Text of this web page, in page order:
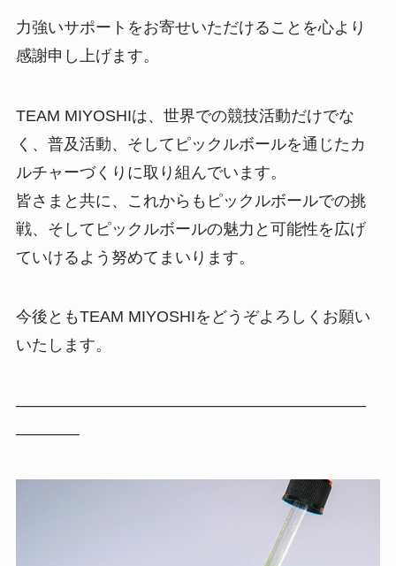
力強いサポートをお寄せいただけることを心より
感謝申し上げます。
TEAM MIYOSHIは、世界での競技活動だけでな
く、普及活動、そしてピックルボールを通じたカ
ルチャーづくりに取り組んでいます。
皆さまと共に、これからもピックルボールでの挑
戦、そしてピックルボールの魅力と可能性を広げ
ていけるよう努めてまいります。
今後ともTEAM MIYOSHIをどうぞよろしくお願い
いたします。
——————————————————————
————